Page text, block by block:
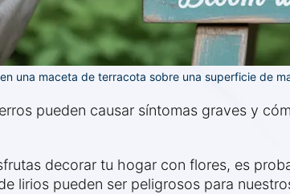
una maceta de terracota sobre una superficie de
pueden causar síntomas graves y
decorar tu hogar con flores, es
lirios pueden ser peligrosos para